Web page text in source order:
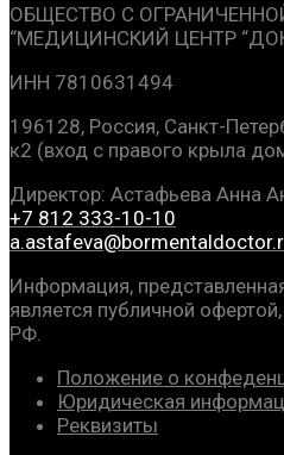
ОБЩЕСТВО С
“МЕДИЦИНСКИЙ ЦЕНТР
ИНН 7810631494
196128, Россия, Санкт-
к2 (вход с правого крыла
Директор: Астафьева Анна
+7 812 333-10-10
Информация,
является публичной
РФ.
Положение о
Юридическая
Реквизиты